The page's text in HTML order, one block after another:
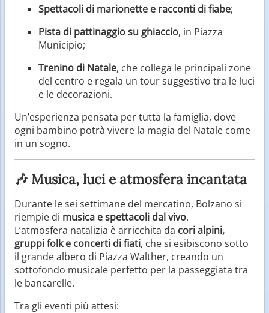
Spettacoli di marionette e racconti di fiabe;
Pista di pattinaggio su ghiaccio, in Piazza
Municipio;
Trenino di Natale, che collega le principali zone
del centro e regala un tour suggestivo tra le luci
e le decorazioni.
Un’esperienza pensata per tutta la famiglia, dove
ogni bambino potrà vivere la magia del Natale come
in un sogno.
🎶 Musica, luci e atmosfera incantata
Durante le sei settimane del mercatino, Bolzano si
riempie di musica e spettacoli dal vivo.
L’atmosfera natalizia è arricchita da cori alpini,
gruppi folk e concerti di fiati, che si esibiscono sotto
il grande albero di Piazza Walther, creando un
sottofondo musicale perfetto per la passeggiata tra
le bancarelle.
Tra gli eventi più attesi: